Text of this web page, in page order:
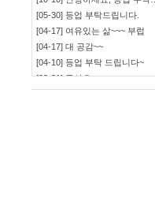
115.♡.135.198
46.♡.168.139
[05-30] 등업 부탁드립니다.
[04-17] 여유있는 삶~~~ 부럽
[04-17] 대 공감~~
[04-10] 등업 부탁 드립니다~
[03-21] 좋아요
`~~~~~~~~~~~~~~~…